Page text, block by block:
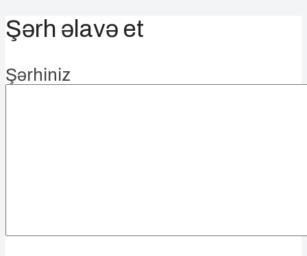
Şərh əlavə et
Şərhiniz